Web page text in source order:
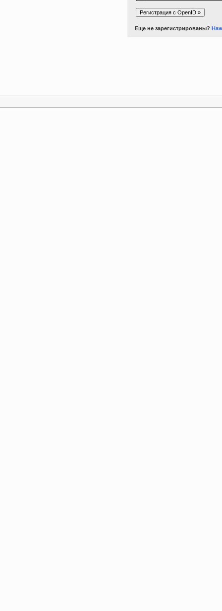
Еще не зарегистрированы?